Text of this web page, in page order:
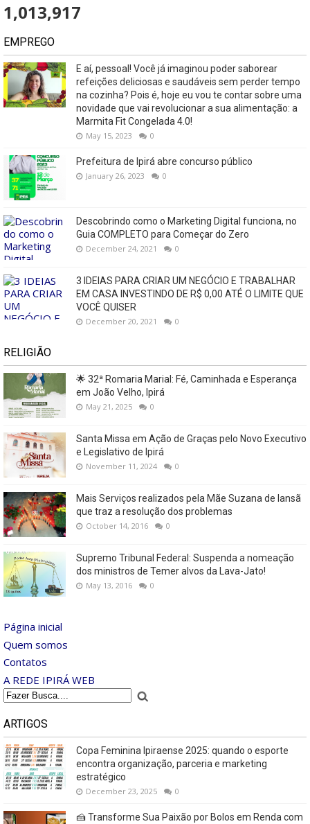
1,013,917
EMPREGO
E aí, pessoal! Você já imaginou poder saborear
refeições deliciosas e saudáveis ​​sem perder tempo
na cozinha? Pois é, hoje eu vou te contar sobre uma
novidade que vai revolucionar a sua alimentação: a
Marmita Fit Congelada 4.0!
May 15, 2023 0
Prefeitura de Ipirá abre concurso público
January 26, 2023 0
Descobrindo como o Marketing Digital funciona, no
Guia COMPLETO para Começar do Zero
December 24, 2021 0
3 IDEIAS PARA CRIAR UM NEGÓCIO E TRABALHAR
EM CASA INVESTINDO DE R$ 0,00 ATÉ O LIMITE QUE
VOCÊ QUISER
December 20, 2021 0
RELIGIÃO
🌟 32ª Romaria Marial: Fé, Caminhada e Esperança
em João Velho, Ipirá
May 21, 2025 0
Santa Missa em Ação de Graças pelo Novo Executivo
e Legislativo de Ipirá
November 11, 2024 0
Mais Serviços realizados pela Mãe Suzana de Iansã
que traz a resolução dos problemas
October 14, 2016 0
Supremo Tribunal Federal: Suspenda a nomeação
dos ministros de Temer alvos da Lava-Jato!
May 13, 2016 0
Página inicial
Quem somos
Contatos
A REDE IPIRÁ WEB
ARTIGOS
Copa Feminina Ipiraense 2025: quando o esporte
encontra organização, parceria e marketing
estratégico
December 23, 2025 0
🍰 Transforme Sua Paixão por Bolos em Renda com